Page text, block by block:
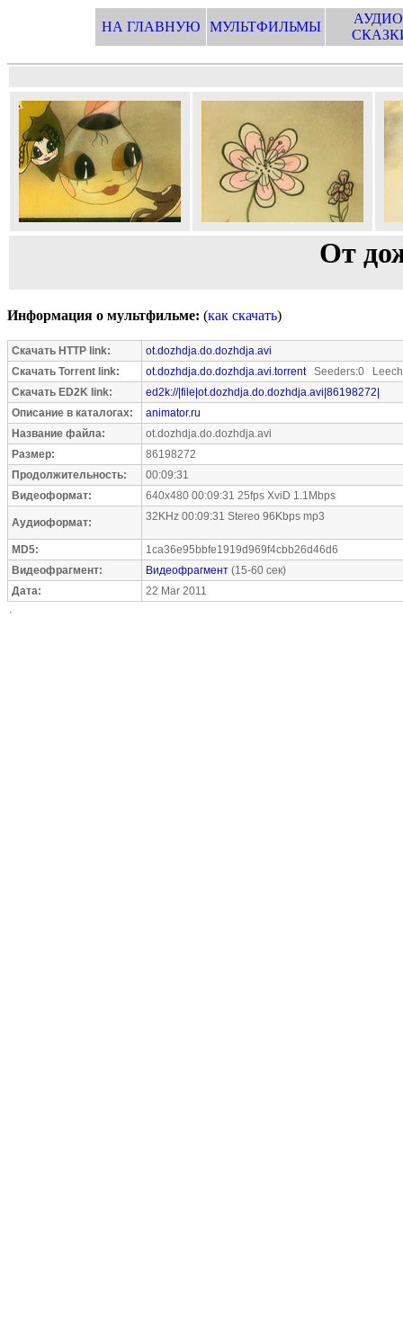
НА ГЛАВНУЮ МУЛЬТФИЛЬМЫ
От
Информация о мультфильме: (как скачать)
Скачать HTTP link:
ot.dozhdja.do.dozhdja.avi
Скачать Torrent link:
ot.dozhdja.do.dozhdja.avi.torrentSeeders:0
Скачать ED2K link:
ed2k://|file|ot.dozhdja.do.dozhdja.avi|86198272|
Описание в каталогах:
animator.ru
Название файла:
ot.dozhdja.do.dozhdja.avi
Размер:
86198272
Продолжительность:
00:09:31
Видеоформат:
640x480 00:09:31 25fps XviD 1.1Mbps
Аудиоформат: 32KHz 00:09:31 Stereo 96Kbps mp3
MD5:
1ca36e95bbfe1919d969f4cbb26d46d6
Видеофрагмент:
Видеофрагмент (15-60 сек)
Дата:
22 Mar 2011